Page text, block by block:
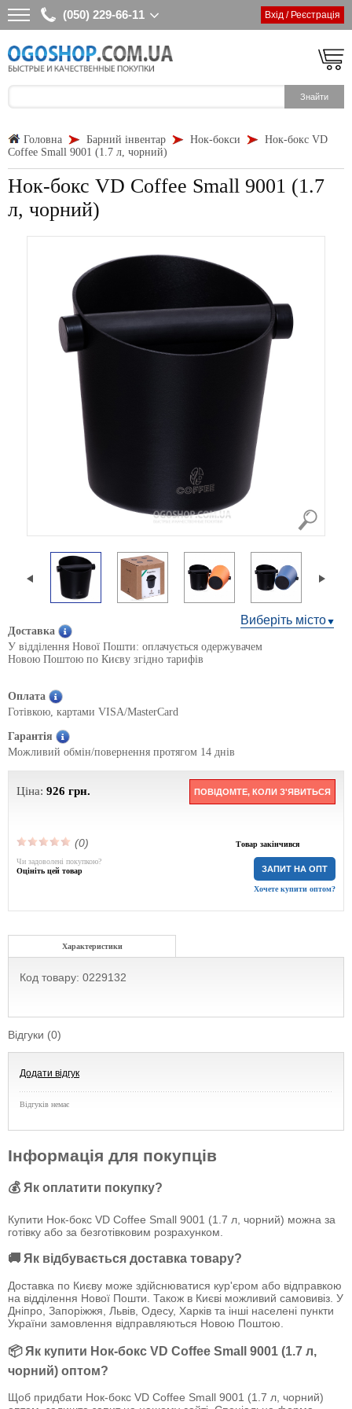
(050) 229-66-11 Вхід / Реєстрація
Головна Барний інвентар Нок-бокси
Нок-бокс VD
Coffee Small 9001 (1.7 л, чорний)
Нок-бокс VD Coffee Small 9001 (1.7
л, чорний)
Виберіть місто
Доставка
У відділення Нової Пошти: оплачується одержувачем
Новою Поштою по Києву згідно тарифів
Оплата
Готівкою, картами VISA/MasterCard
Гарантія
Можливий обмін/повернення протягом 14 днів
Ціна: 926 грн. ПОВІДОМТЕ, КОЛИ З'ЯВИТЬСЯ
(0) Товар закінчився
ЗАПИТ НА ОПТ
Хочете купити оптом?
Чи задоволені покупкою?
Оцініть цей товар
Характеристики
Код товару: 0229132
Відгуки (0)
Додати відгук
Відгуків немає
Інформація для покупців
💰 Як оплатити покупку?
Купити Нок-бокс VD Coffee Small 9001 (1.7 л, чорний) можна за
готівку або за безготівковим розрахунком.
🚚 Як відбувається доставка товару?
Доставка по Києву може здійснюватися кур'єром або відправкою
на відділення Нової Пошти. Також в Києві можливий самовивіз. У
Дніпро, Запоріжжя, Львів, Одесу, Харків та інші населені пункти
України замовлення відправляються Новою Поштою.
📦 Як купити Нок-бокс VD Coffee Small 9001 (1.7 л,
чорний) оптом?
Щоб придбати Нок-бокс VD Coffee Small 9001 (1.7 л, чорний)